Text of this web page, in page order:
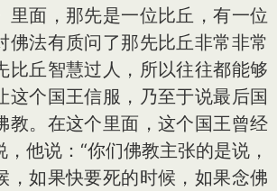
里面，那先是一位比丘，有一位
佛法有质问了那先比丘非常非常
比丘智慧过人，所以往往都能够
这个国王信服，乃至于说最后国
教。在这个里面，这个国王曾经
他说：“你们佛教主张的是说，
，如果快要死的时候，如果念佛